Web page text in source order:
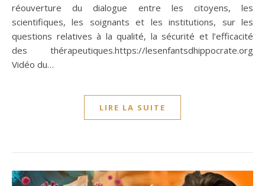
réouverture du dialogue entre les citoyens, les
scientifiques, les soignants et les institutions, sur les
questions relatives à la qualité, la sécurité et l’efficacité
des thérapeutiques.https://lesenfantsdhippocrate.org
Vidéo du…
LIRE LA SUITE